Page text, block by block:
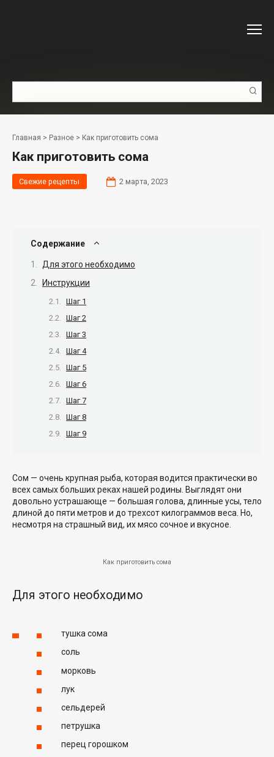
Главная > Разное > Как приготовить сома
Как приготовить сома
Свежие рецепты 2 марта, 2023
Содержание
Для этого необходимо
Инструкции
Шаг 1
Шаг 2
Шаг 3
Шаг 4
Шаг 5
Шаг 6
Шаг 7
Шаг 8
Шаг 9
Сом — очень крупная рыба, которая водится практически во
всех самых больших реках нашей родины. Выглядят они
довольно устрашающе — большая голова, длинные усы, тело
длиной до пяти метров и до трехсот килограммов веса. Но,
несмотря на страшный вид, их мясо сочное и вкусное.
Как приготовить сома
Для этого необходимо
тушка сома
соль
морковь
лук
сельдерей
петрушка
перец горошком